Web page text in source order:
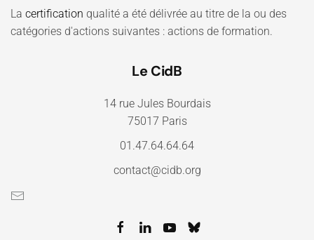
La certification qualité a été délivrée au titre de la ou des
catégories d'actions suivantes : actions de formation.
Le CidB
14 rue Jules Bourdais
75017 Paris
01.47.64.64.64
contact@cidb.org